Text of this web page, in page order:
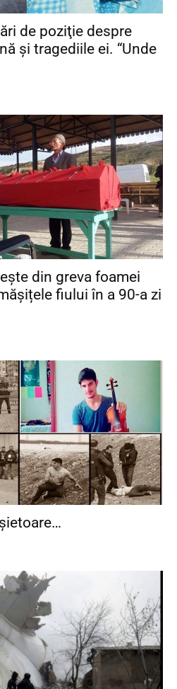
de poziţie despre
şi tragediile ei. “Unde
din greva foamei
fiului în a 90-a zi